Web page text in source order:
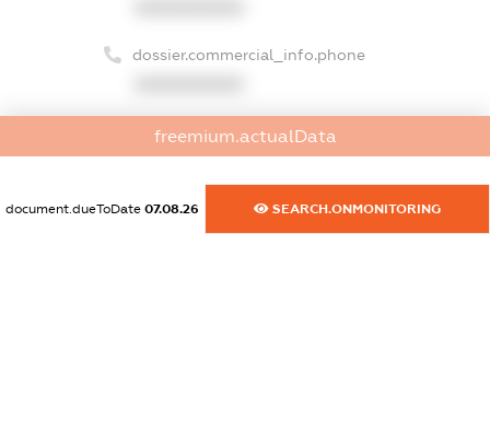
dossier.commercial_info.phone
dossier.commercial_info.fax
XXXXXXXXXX
dossier.commercial_info.email
XXXXXXXXXX
freemium.actualData
document.dueToDate 07.08.26 SEARCH.ONMONITORING